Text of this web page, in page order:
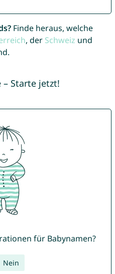
Finde heraus, welche
, der Schweiz und
Starte jetzt!
für Babynamen?
Nein